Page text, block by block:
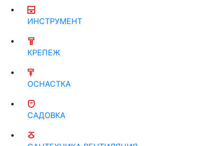
ИНСТРУМЕНТ
КРЕПЕЖ
ОСНАСТКА
САДОВКА